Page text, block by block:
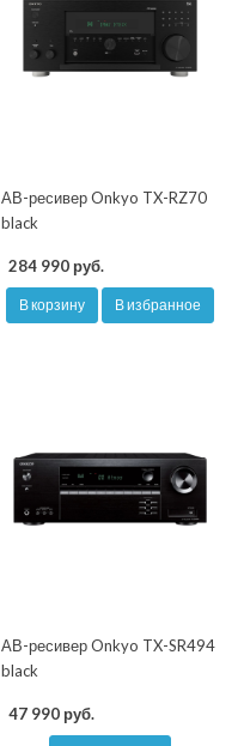
АВ-ресивер Onkyo TX-RZ70
black
284 990 руб.
В корзину В избранное
АВ-ресивер Onkyo TX-SR494
black
47 990 руб.